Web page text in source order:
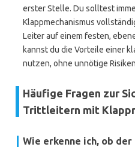
erster Stelle. Du solltest
Klappmechanismus
Leiter auf einem festen,
kannst du die Vorteile einer
nutzen, ohne unnötige
Häufige Fragen zur
Trittleitern mit
Wie erkenne ich, ob